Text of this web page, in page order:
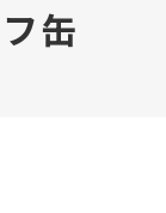
フ缶